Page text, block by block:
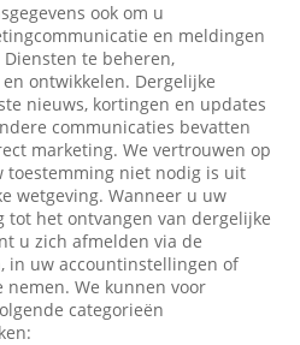
ook om u
en meldingen
te beheren,
ontwikkelen. Dergelijke
nieuws, kortingen en updates
communicaties bevatten
marketing. We vertrouwen op
toestemming niet nodig is uit
wetgeving. Wanneer u uw
tot het ontvangen van dergelijke
u zich afmelden via de
in uw accountinstellingen of
We kunnen voor
categorieën